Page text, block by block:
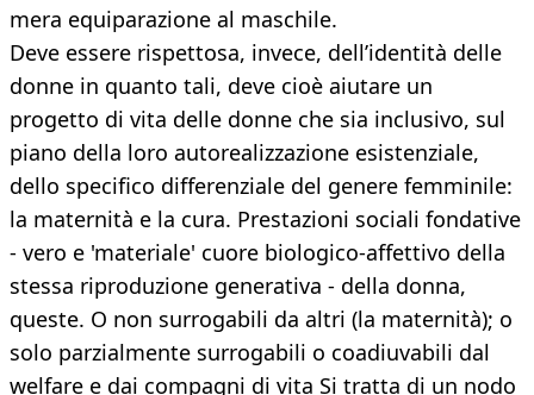
mera equiparazione al maschile.
Deve essere rispettosa, invece, dell’identità delle
donne in quanto tali, deve cioè aiutare un
progetto di vita delle donne che sia inclusivo, sul
piano della loro autorealizzazione esistenziale,
dello specifico differenziale del genere femminile:
la maternità e la cura. Prestazioni sociali fondative
- vero e 'materiale' cuore biologico-affettivo della
stessa riproduzione generativa - della donna,
queste. O non surrogabili da altri (la maternità); o
solo parzialmente surrogabili o coadiuvabili dal
welfare e dai compagni di vita Si tratta di un nodo